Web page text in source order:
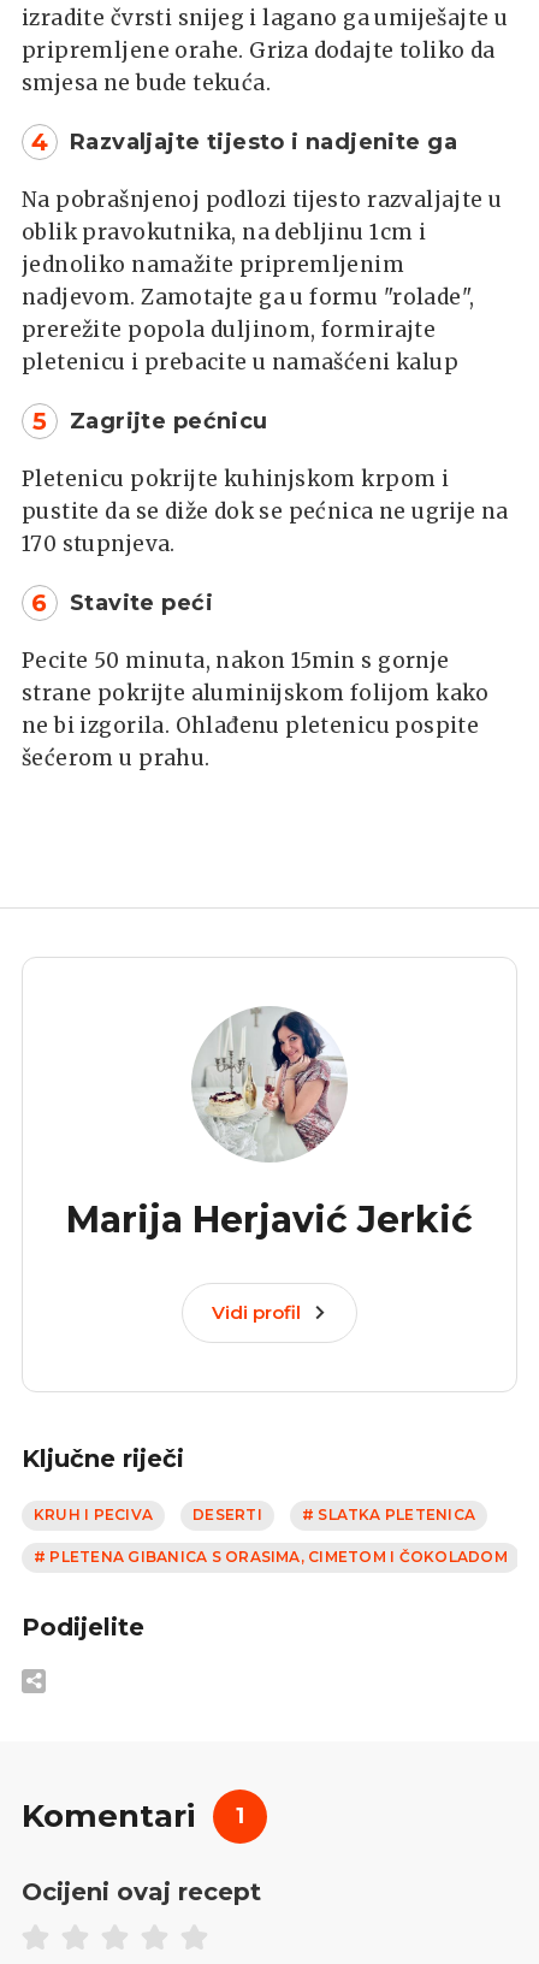
izradite čvrsti snijeg i lagano ga umiješajte u
pripremljene orahe. Griza dodajte toliko da
smjesa ne bude tekuća.
4 Razvaljajte tijesto i nadjenite ga
Na pobrašnjenoj podlozi tijesto razvaljajte u
oblik pravokutnika, na debljinu 1cm i
jednoliko namažite pripremljenim
nadjevom. Zamotajte ga u formu "rolade",
prerežite popola duljinom, formirajte
pletenicu i prebacite u namašćeni kalup
5 Zagrijte pećnicu
Pletenicu pokrijte kuhinjskom krpom i
pustite da se diže dok se pećnica ne ugrije na
170 stupnjeva.
6 Stavite peći
Pecite 50 minuta, nakon 15min s gornje
strane pokrijte aluminijskom folijom kako
ne bi izgorila. Ohlađenu pletenicu pospite
šećerom u prahu.
Marija Herjavić Jerkić
Vidi profil
Ključne riječi
KRUH I PECIVA DESERTI # SLATKA PLETENICA
# PLETENA GIBANICA S ORASIMA, CIMETOM I ČOKOLADOM
Podijelite
Komentari 1
Ocijeni ovaj recept